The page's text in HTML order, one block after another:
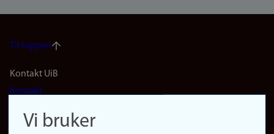
Til toppen
Footer
(no)
Kontakt UiB
Kontakt
Finn forsker
Vi bruker